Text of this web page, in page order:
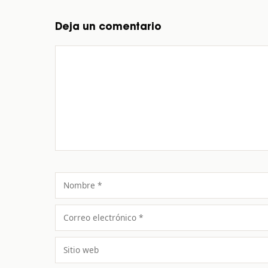
Deja un comentario
Nombre
Correo
electrónico
Sitio
web